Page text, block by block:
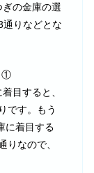
の金庫の選
りなどとな
①
目すると、
です。もう
に着目する
りなので、